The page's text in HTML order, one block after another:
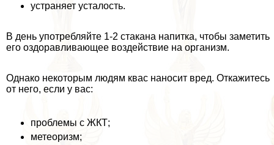
устраняет усталость.
В день употрeбляйте 1-2 стакана напитка, чтобы заметить
его оздоравливающее воздействие на организм.
Однако некоторым людям квас наносит вред. Откажитесь
от него, если у вас:
проблемы с ЖКТ;
метеоризм;